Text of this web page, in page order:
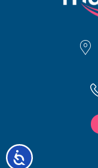
Accessibilité